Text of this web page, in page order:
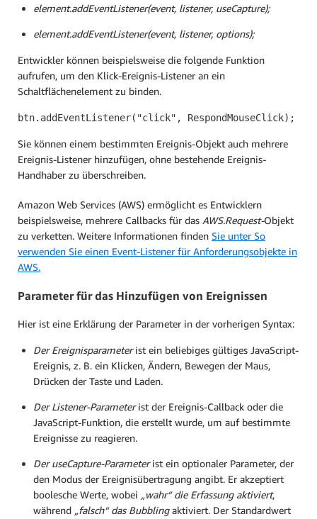
element.addEventListener(event, listener, useCapture);
element.addEventListener(event, listener, options);
Entwickler können beispielsweise die folgende Funktion
aufrufen, um den Klick-Ereignis-Listener an ein
Schaltflächenelement zu binden.
btn.addEventListener("click", RespondMouseClick);
Sie können einem bestimmten Ereignis-Objekt auch mehrere
Ereignis-Listener hinzufügen, ohne bestehende Ereignis-
Handhaber zu überschreiben.
Amazon Web Services (AWS) ermöglicht es Entwicklern
beispielsweise, mehrere Callbacks für das AWS.Request-Objekt
zu verketten. Weitere Informationen finden Sie unter So
verwenden Sie einen Event-Listener für Anforderungsobjekte in
AWS.
Parameter für das Hinzufügen von Ereignissen
Hier ist eine Erklärung der Parameter in der vorherigen Syntax:
Der Ereignisparameterist ein beliebiges gültiges JavaScript-
Ereignis, z. B. ein Klicken, Ändern, Bewegen der Maus,
Drücken der Taste und Laden.
Der Listener-Parameterist der Ereignis-Callback oder die
JavaScript-Funktion, die erstellt wurde, um auf bestimmte
Ereignisse zu reagieren.
Der useCapture-Parameterist ein optionaler Parameter, der
den Modus der Ereignisübertragung angibt. Er akzeptiert
boolesche Werte, wobei „wahr“ die Erfassung aktiviert,
während „falsch“ das Bubblingaktiviert. Der Standardwert